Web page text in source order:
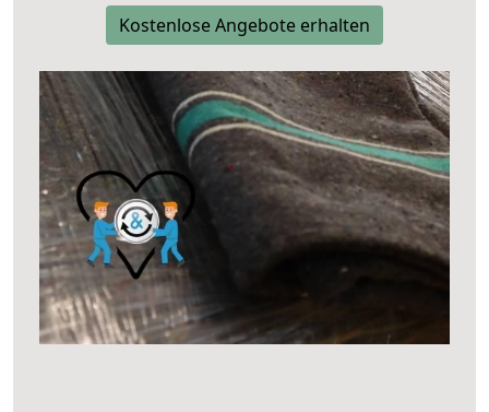
Kostenlose Angebote erhalten